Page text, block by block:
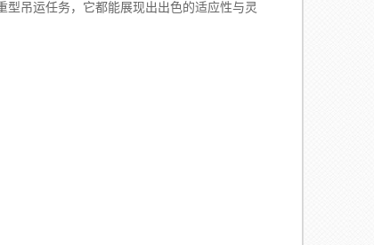
吊运任务，它都能展现出出色的适应性与灵